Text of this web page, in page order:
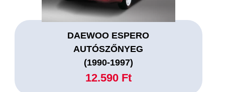
DAEWOO ESPERO
AUTÓSZŐNYEG
(1990-1997)
12.590 Ft